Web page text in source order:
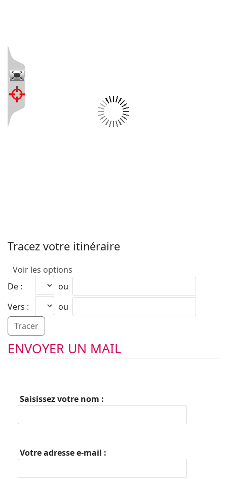
Tracez votre itinéraire
Voir les options
De :
ou
Vers :
ou
ENVOYER UN MAIL
Saisissez votre nom :
Votre adresse e-mail :